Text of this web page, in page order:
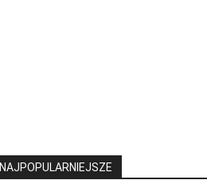
NAJPOPULARNIEJSZE